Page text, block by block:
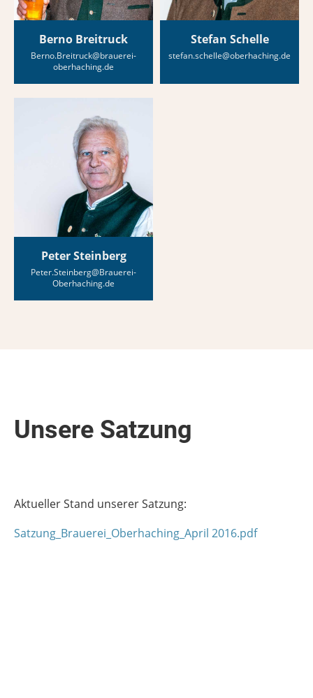
Berno Breitruck
Berno.Breitruck@brauerei-
oberhaching.de
Stefan Schelle
stefan.schelle@oberhaching.de
Peter Steinberg
Peter.Steinberg@Brauerei-
Oberhaching.de
Unsere Satzung
Aktueller Stand unserer Satzung:
Satzung_Brauerei_Oberhaching_April 2016.pdf